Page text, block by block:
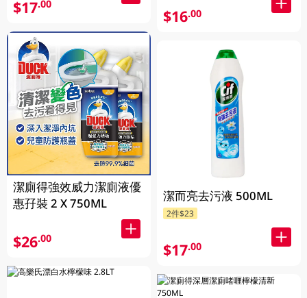
$17.00
潔廁得強效威力潔廁液優
惠孖裝 2 X 750ML
$26.00
$16.00
潔而亮去污液 500ML
2件$23
$17.00